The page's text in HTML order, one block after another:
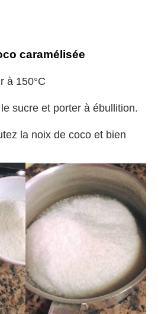
caramélisée
à 150°C
sucre et porter à ébullition.
la noix de coco et bien